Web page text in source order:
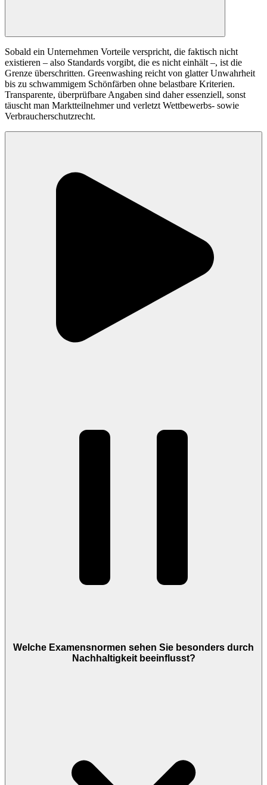
Sobald ein Unternehmen Vorteile verspricht, die faktisch nicht
existieren – also Standards vorgibt, die es nicht einhält –, ist die
Grenze überschritten. Greenwashing reicht von glatter Unwahrheit
bis zu schwammigem Schönfärben ohne belastbare Kriterien.
Transparente, überprüfbare Angaben sind daher essenziell, sonst
täuscht man Marktteilnehmer und verletzt Wettbewerbs- sowie
Verbraucherschutzrecht.
Welche Examensnormen sehen Sie besonders durch
Nachhaltigkeit beeinflusst?